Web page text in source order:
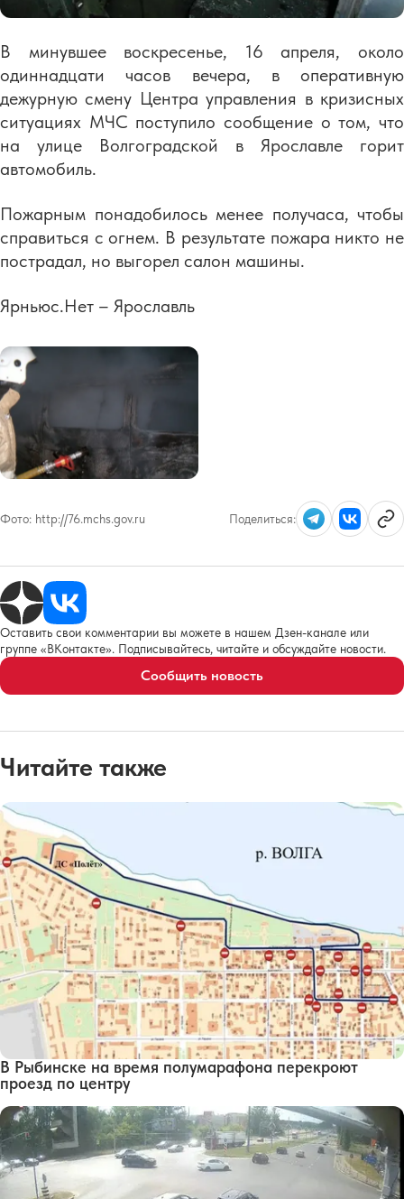
В минувшее воскресенье, 16 апреля, около
одиннадцати часов вечера, в оперативную
дежурную смену Центра управления в кризисных
ситуациях МЧС поступило сообщение о том, что
на улице Волгоградской в Ярославле горит
автомобиль.
Пожарным понадобилось менее получаса, чтобы
справиться с огнем. В результате пожара никто не
пострадал, но выгорел салон машины.
Ярньюс.Нет – Ярославль
Фото: http://76.mchs.gov.ru Поделиться:
Оставить свои комментарии вы можете в нашем Дзен-канале или
группе «ВКонтакте». Подписывайтесь, читайте и обсуждайте новости.
Сообщить новость
Читайте также
В Рыбинске на время полумарафона перекроют
проезд по центру